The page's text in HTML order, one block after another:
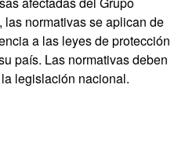
normativas se aplican de
a las leyes de protección
país. Las normativas deben
legislación nacional.